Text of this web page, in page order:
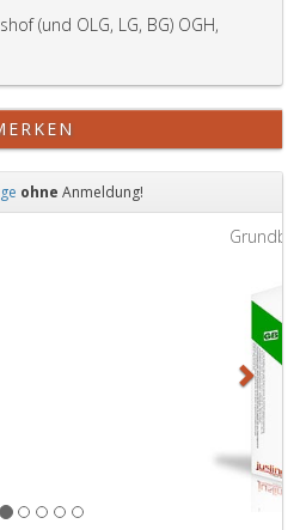
(und OLG, LG, BG) OGH,
ohne Anmeldung!